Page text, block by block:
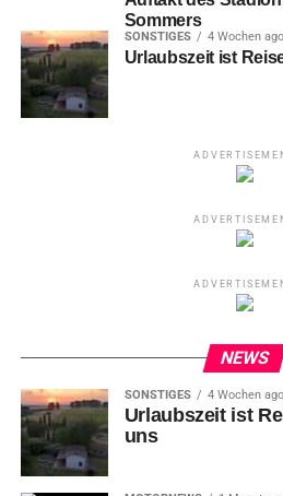
Sommers
SONSTIGES 4 Wochen ago
Urlaubszeit ist
NEWS
SONSTIGES 4 Wochen ago
Urlaubszeit ist
uns